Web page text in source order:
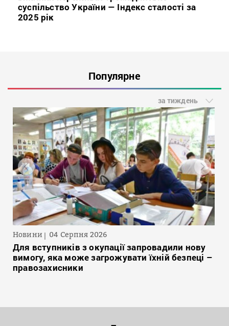
суспільство України — Індекс сталості за
2025 рік
Популярне
за тиждень
Новини 04 Серпня 2026
Для вступників з окупації запровадили нову
вимогу, яка може загрожувати їхній безпеці –
правозахисники